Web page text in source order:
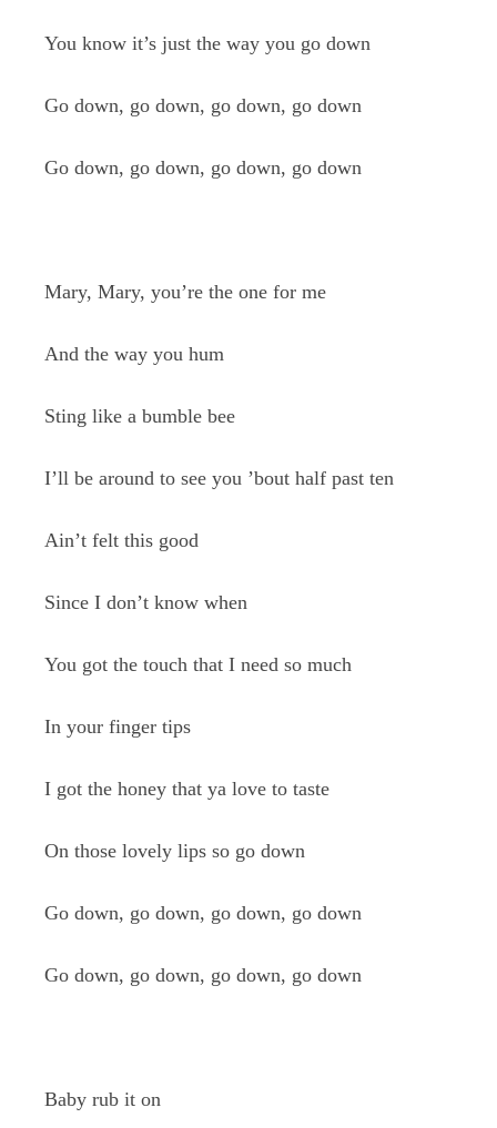
You know it’s just the way you go down
Go down, go down, go down, go down
Go down, go down, go down, go down
Mary, Mary, you’re the one for me
And the way you hum
Sting like a bumble bee
I’ll be around to see you ’bout half past ten
Ain’t felt this good
Since I don’t know when
You got the touch that I need so much
In your finger tips
I got the honey that ya love to taste
On those lovely lips so go down
Go down, go down, go down, go down
Go down, go down, go down, go down
Baby rub it on